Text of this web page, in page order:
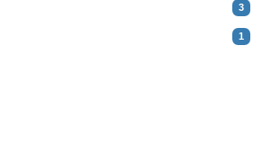
3
1